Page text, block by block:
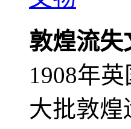
敦煌流失
1908年
大批敦煌